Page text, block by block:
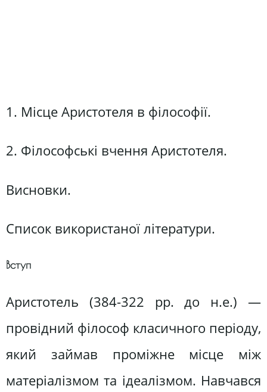
1. Місце Аристотеля в філософії.
2. Філософські вчення Аристотеля.
Висновки.
Список використаної літератури.
Вступ
Аристотель (384-322 рр. до н.е.) —
провідний філософ класичного періоду,
який займав проміжне місце між
матеріалізмом та ідеалізмом. Навчався